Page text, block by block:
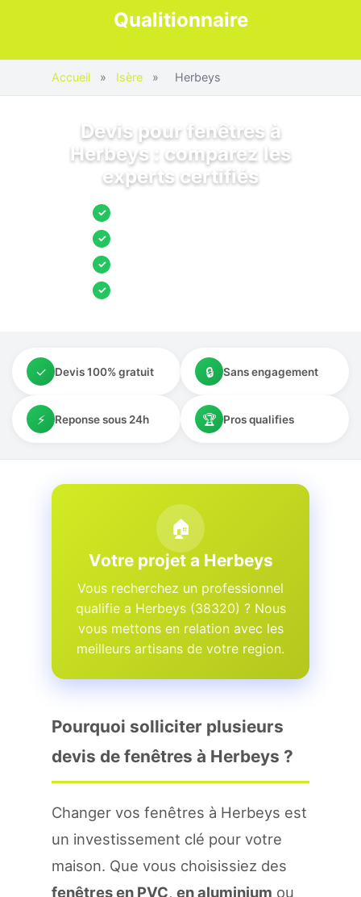
Qualitionnaire
Accueil » Isère » Herbeys
Devis pour fenêtres à
Herbeys : comparez les
experts certifiés
✓
✓
✓
✓
✓ Devis 100% gratuit 🔒 Sans engagement
⚡ Reponse sous 24h 🏆 Pros qualifies
🏠
Votre projet a Herbeys
Vous recherchez un professionnel
qualifie a Herbeys (38320) ? Nous
vous mettons en relation avec les
meilleurs artisans de votre region.
Pourquoi solliciter plusieurs
devis de fenêtres à Herbeys ?
Changer vos fenêtres à Herbeys est
un investissement clé pour votre
maison. Que vous choisissiez des
fenêtres en PVC, en aluminium ou